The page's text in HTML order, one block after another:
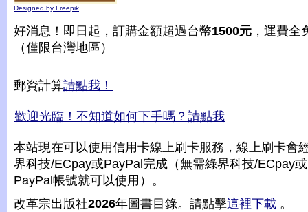
Designed by Freepik
好消息！即日起，訂購金額超過台幣1500元 ，運費全
（僅限台灣地區）
郵資計算請點我！
歡迎光臨！不知道如何下手嗎？請點我
本站現在可以使用信用卡線上刷卡服務，線上刷卡會
界科技/ECpay或PayPal完成（無需綠界科技/ECpay或
PayPal帳號就可以使用）。
改革宗出版社2026年圖書目錄。請點擊這裡下載 。